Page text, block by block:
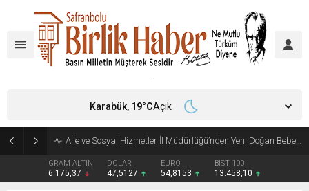
Aile ve Sosyal Hizmetler İl Müdürlüğü’nden Yeni Doğan Bebekler İçin Destek Çantası
GRAM ALTIN
6.175,37
DOLAR
47,5127
EURO
54,8153
BIST 100
13.458,10
Karabük, 19°CAçık